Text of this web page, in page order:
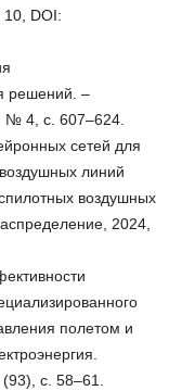
DOI:
решений. –
№ 4, c. 607–624.
сетей для
линий
воздушных
2024,
полетом и
с. 58–61.